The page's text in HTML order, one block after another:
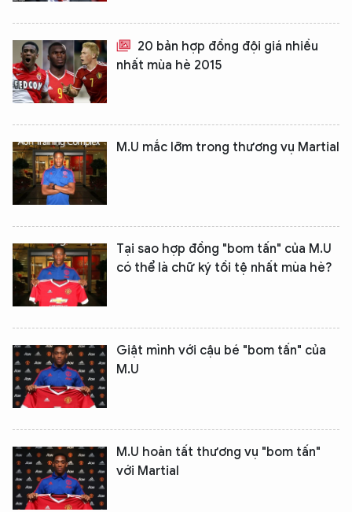
20 bản hợp đồng đội giá nhiều
nhất mùa hè 2015
M.U mắc lỡm trong thương vụ Martial
Tại sao hợp đồng "bom tấn" của M.U
có thể là chữ ký tồi tệ nhất mùa hè?
Giật mình với cậu bé "bom tấn" của
M.U
M.U hoàn tất thương vụ "bom tấn"
với Martial